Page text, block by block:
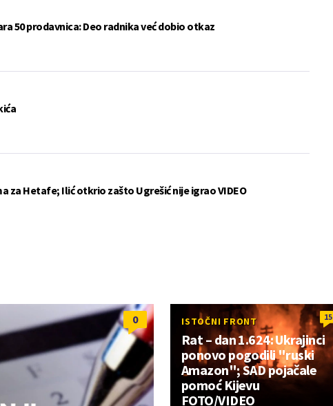
50 prodavnica: Deo radnika već dobio otkaz
za Hetafe; Ilić otkrio zašto Ugrešić nije igrao VIDEO
0 15
ISTOČNI FRONT
Rat – dan 1.624: Ukrajinci
ponovo pogodili "ruski
Amazon"; SAD pojačale
pomoć Kijevu
FOTO/VIDEO